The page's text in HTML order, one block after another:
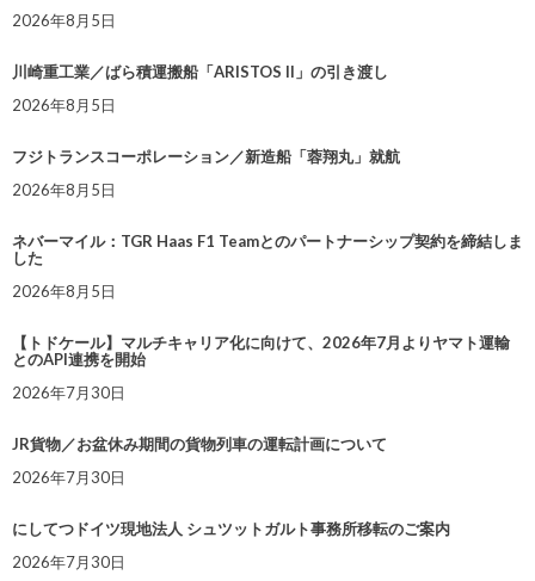
2026年8月5日
川崎重工業／ばら積運搬船「ARISTOS II」の引き渡し
2026年8月5日
フジトランスコーポレーション／新造船「蓉翔丸」就航
2026年8月5日
ネバーマイル：TGR Haas F1 Teamとのパートナーシップ契約を締結しま
した
2026年8月5日
【トドケール】マルチキャリア化に向けて、2026年7月よりヤマト運輸
とのAPI連携を開始
2026年7月30日
JR貨物／お盆休み期間の貨物列車の運転計画について
2026年7月30日
にしてつドイツ現地法人 シュツットガルト事務所移転のご案内
2026年7月30日